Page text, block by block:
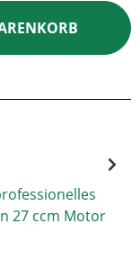
27 ccm Motor